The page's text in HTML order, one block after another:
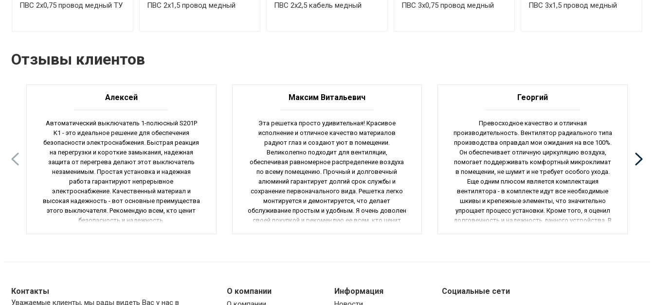
ПВС 2х0,75 провод медный ТУ ПВС 2х1,5 провод медный ПВС 2х2,5 кабель медный ПВС 3х0,75 провод медный ПВС 3х1,5 провод медный
Отзывы клиентов
Алексей
Автоматический выключатель 1-полюсный S201P
K1 - это идеальное решение для обеспечения
безопасности электроснабжения. Быстрая реакция
на перегрузки и короткие замыкания, надежная
защита от перегрева делают этот выключатель
незаменимым. Простая установка и надежная
работа гарантируют непрерывное
электроснабжение. Качественный материал и
высокая надежность - вот основные преимущества
этого выключателя. Рекомендую всем, кто ценит
безопасность и надежность.
Максим Витальевич
Эта решетка просто удивительная! Красивое
исполнение и отличное качество материалов
радуют глаз и создают уют в помещении.
Великолепно подходит для вентиляции,
обеспечивая равномерное распределение воздуха
по всему помещению. Прочный и долговечный
алюминий гарантирует долгий срок службы и
сохранение первоначального вида. Решетка легко
монтируется и демонтируется, что делает
обслуживание простым и удобным. Я очень доволен
своей покупкой и рекомендую ее всем, кто ценит
Георгий
Превосходное качество и отличная
производительность. Вентилятор радиального типа
производства оправдал мои ожидания на все 100%.
Он обеспечивает отличную циркуляцию воздуха,
помогает поддерживать комфортный микроклимат
в помещении, не шумит и не требует особого ухода.
Еще одним плюсом является комплектация
вентилятора - в комплекте идут все необходимые
шкивы и крепежные элементы, что значительно
упрощает процесс установки. Кроме того, я оценил
долговечность и надежность данного устройства. В
Контакты
Уважаемые клиенты, мы рады видеть Вас у нас в
О компании Информация Социальные сети